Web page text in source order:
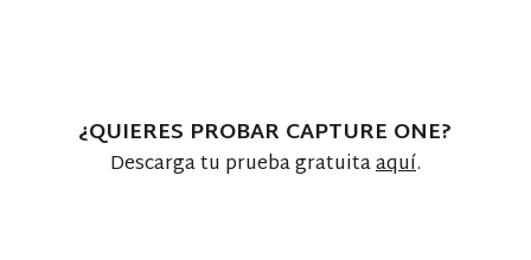
¿QUIERES PROBAR CAPTURE ONE?
Descarga tu prueba gratuitaaquí.